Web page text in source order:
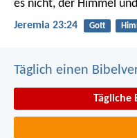
es nicht, der Himmel
Jeremia 23:24 Gott
Täglich einen
Tägliche